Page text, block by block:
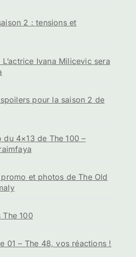
2 : tensions et
Ivana Milicevic sera
pour la saison 2 de
4×13 de The 100 –
et photos de The Old
The 100
01 – The 48, vos réactions !